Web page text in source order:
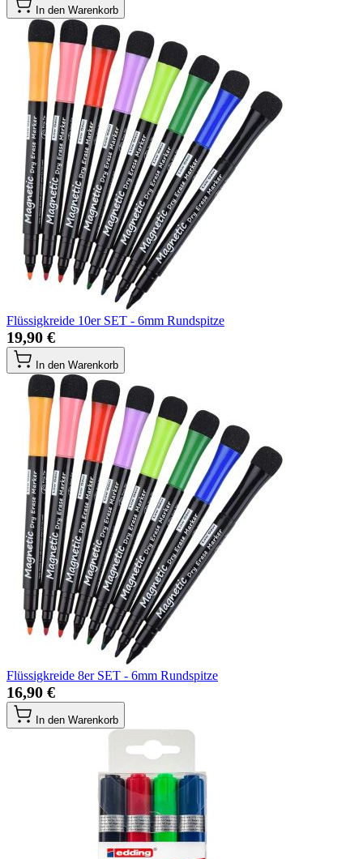
In den Warenkorb
Flüssigkreide 10er SET - 6mm Rundspitze
19,90 €
In den Warenkorb
Flüssigkreide 8er SET - 6mm Rundspitze
16,90 €
In den Warenkorb